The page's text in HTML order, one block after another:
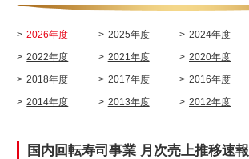
2026年度 2025年度 2024年度
2022年度
2021年度 2020年度
2018年度
2017年度 2016年度
2014年度
2013年度 2012年度
国内回転寿司事業 月次売上推移速報